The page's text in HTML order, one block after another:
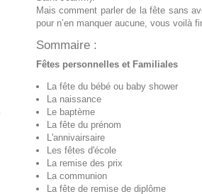
Mais comment parler de la fête sans
pour n’en manquer aucune, vous voilà
Sommaire :
Fêtes personnelles et Familiales
La fête du bébé ou baby shower
La naissance
Le baptème
La fête du prénom
L'annivairsaire
Les fêtes d'école
La remise des prix
La communion
La fête de remise de diplôme